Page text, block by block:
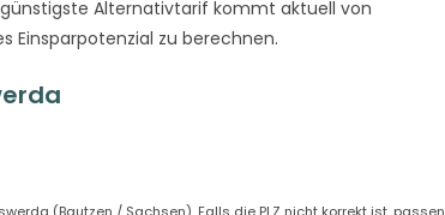
Alternativtarif kommt aktuell von
Einsparpotenzial zu berechnen.
(Bautzen / Sachsen). Falls die PLZ nicht korrekt ist, passen